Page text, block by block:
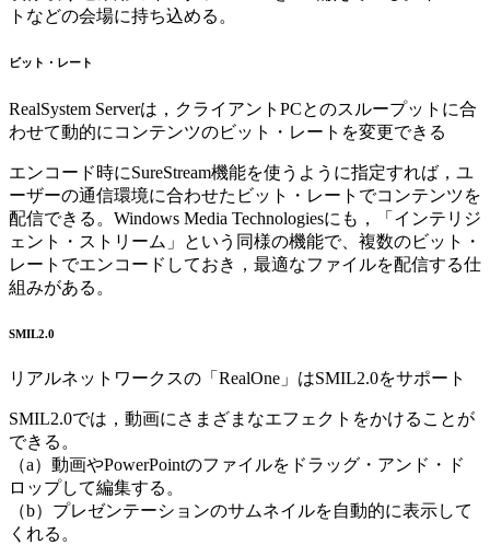
トなどの会場に持ち込める。
ビット・レート
RealSystem Serverは，クライアントPCとのスループットに合
わせて動的にコンテンツのビット・レートを変更できる
エンコード時にSureStream機能を使うように指定すれば，ユ
ーザーの通信環境に合わせたビット・レートでコンテンツを
配信できる。Windows Media Technologiesにも，「インテリジ
ェント・ストリーム」という同様の機能で、複数のビット・
レートでエンコードしておき，最適なファイルを配信する仕
組みがある。
SMIL2.0
リアルネットワークスの「RealOne」はSMIL2.0をサポート
SMIL2.0では，動画にさまざまなエフェクトをかけることが
できる。
（a）動画やPowerPointのファイルをドラッグ・アンド・ド
ロップして編集する。
（b）プレゼンテーションのサムネイルを自動的に表示して
くれる。